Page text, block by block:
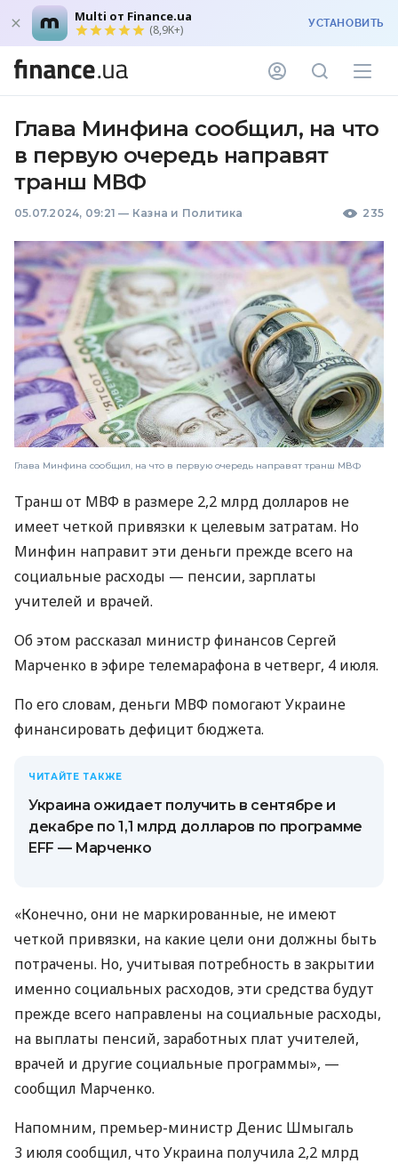
Multi от Finance.ua
(8,9K+) УСТАНОВИТЬ
Глава Минфина сообщил, на что
в первую очередь направят
транш МВФ
05.07.2024, 09:21 — Казна и Политика 235
Глава Минфина сообщил, на что в первую очередь направят транш МВФ
Транш от МВФ в размере 2,2 млрд долларов не
имеет четкой привязки к целевым затратам. Но
Минфин направит эти деньги прежде всего на
социальные расходы — пенсии, зарплаты
учителей и врачей.
Об этом рассказал министр финансов Сергей
Марченко в эфире телемарафона в четверг, 4 июля.
По его словам, деньги МВФ помогают Украине
финансировать дефицит бюджета.
ЧИТАЙТЕ ТАКЖЕ
Украина ожидает получить в сентябре и
декабре по 1,1 млрд долларов по программе
EFF — Марченко
«Конечно, они не маркированные, не имеют
четкой привязки, на какие цели они должны быть
потрачены. Но, учитывая потребность в закрытии
именно социальных расходов, эти средства будут
прежде всего направлены на социальные расходы,
на выплаты пенсий, заработных плат учителей,
врачей и другие социальные программы», —
сообщил Марченко.
Напомним, премьер-министр Денис Шмыгаль
3 июля сообщил, что Украина получила 2,2 млрд